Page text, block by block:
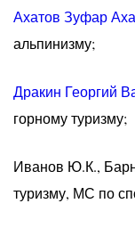
Ахатов Зуфар
альпинизму;
Дракин Георгий
горному туризму;
Иванов Ю.К.,
туризму, МС по